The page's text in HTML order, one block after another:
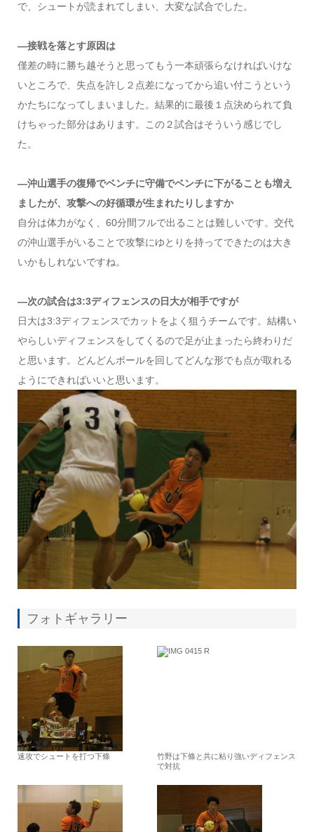
で、シュートが読まれてしまい、大変な試合でした。
―接戦を落とす原因は
僅差の時に勝ち越そうと思ってもう一本頑張らなければいけな
いところで、失点を許し２点差になってから追い付こうという
かたちになってしまいました。結果的に最後１点決められて負
けちゃった部分はあります。この２試合はそういう感じでし
た。
―沖山選手の復帰でベンチに守備でベンチに下がることも増え
ましたが、攻撃への好循環が生まれたりしますか
自分は体力がなく、60分間フルで出ることは難しいです。交代
の沖山選手がいることで攻撃にゆとりを持ってできたのは大き
いかもしれないですね。
―次の試合は3:3ディフェンスの日大が相手ですが
日大は3:3ディフェンスでカットをよく狙うチームです。結構い
やらしいディフェンスをしてくるので足が止まったら終わりだ
と思います。どんどんボールを回してどんな形でも点が取れる
ようにできればいいと思います。
フォトギャラリー
速攻でシュートを打つ下條
竹野は下條と共に粘り強いディフェンス
で対抗